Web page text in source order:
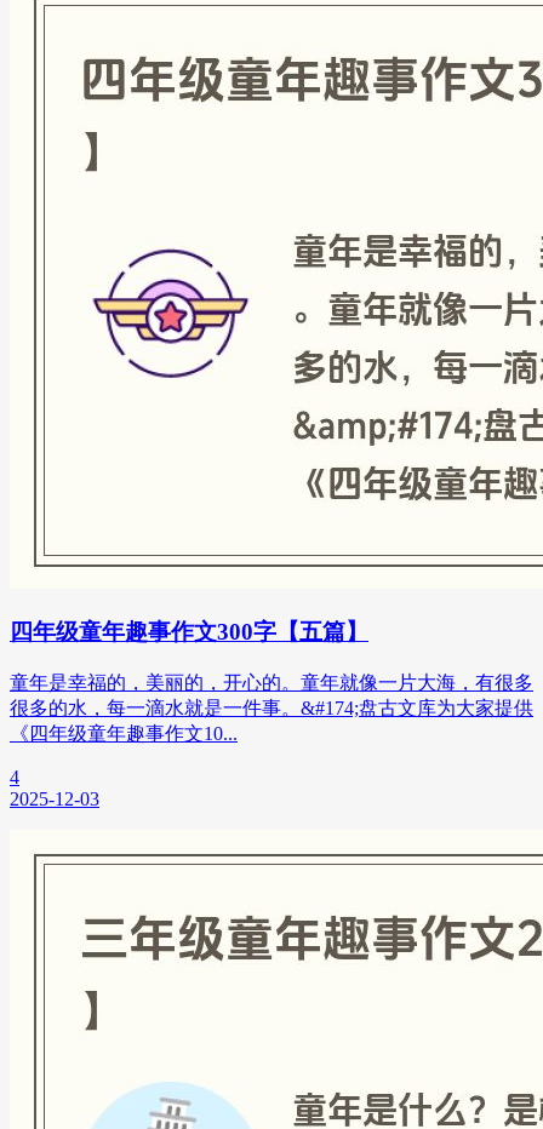
四年级童年趣事作文300字【五篇】
童年是幸福的，美丽的，开心的。童年就像一片大海，有很多
很多的水，每一滴水就是一件事。&#174;盘古文库为大家提供
《四年级童年趣事作文10...
4
2025-12-03